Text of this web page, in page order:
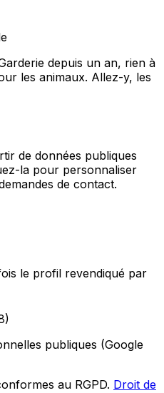
depuis un an, rien à
les animaux. Allez-y, les
de données publiques
la pour personnaliser
de contact.
le profil revendiqué par
)
publiques (Google
au RGPD. Droit de